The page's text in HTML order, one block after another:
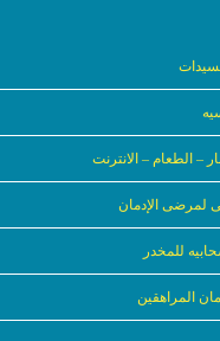
– الطعام – الانترنت
لمرضى الإدمان
للمخدر
المراهقين